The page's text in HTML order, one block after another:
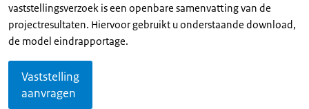
vaststellingsverzoek is een openbare samenvatting van de
projectresultaten. Hiervoor gebruikt u onderstaande download,
de model eindrapportage.
Vaststelling
aanvragen